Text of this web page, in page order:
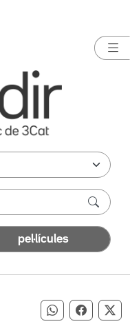
pel·lícules
Compartir